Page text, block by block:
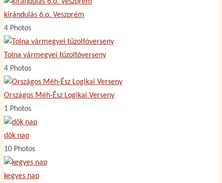
kirándulás 6.o. Veszprém
4 Photos
Tolna vármegyei tűzoltóverseny
4 Photos
Országos Méh-Ész Logikai Verseny
1 Photos
dök nap
10 Photos
kegyes nap